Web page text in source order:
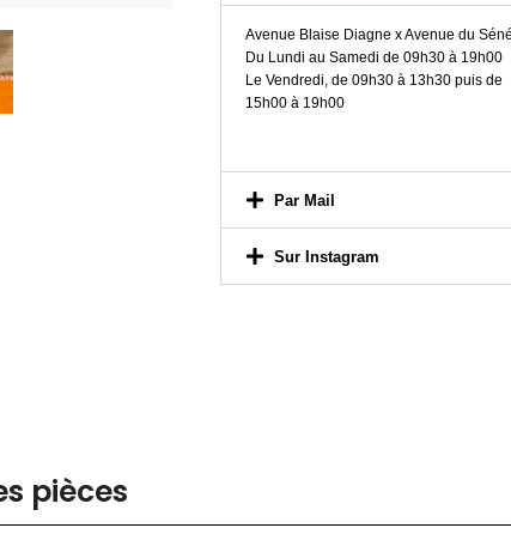
Avenue Blaise Diagne x Avenue du
Du Lundi au Samedi de 09h30 à 19h00
Le Vendredi, de 09h30 à 13h30 puis de
15h00 à 19h00
Par Mail
Sur Instagram
pièces